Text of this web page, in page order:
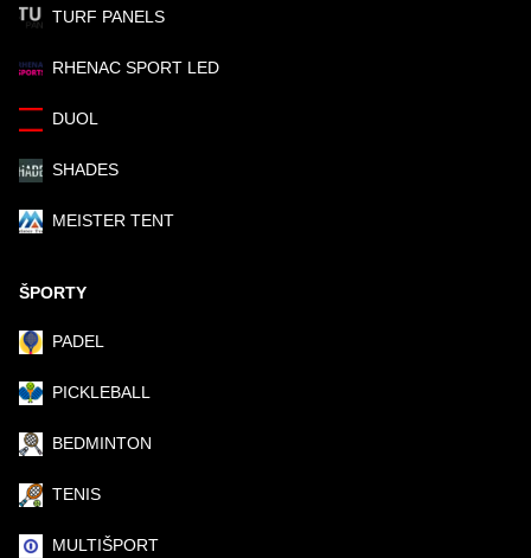
TURF PANELS
RHENAC SPORT LED
DUOL
SHADES
MEISTER TENT
ŠPORTY
PADEL
PICKLEBALL
BEDMINTON
TENIS
MULTIŠPORT